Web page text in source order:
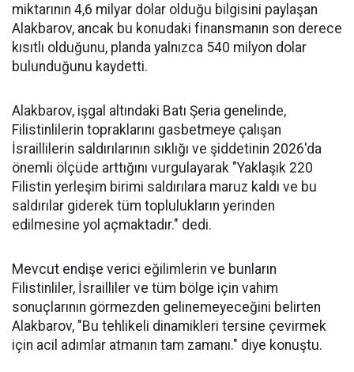
miktarının 4,6 milyar dolar olduğu bilgisini paylaşan
Alakbarov, ancak bu konudaki finansmanın son derece
kısıtlı olduğunu, planda yalnızca 540 milyon dolar
bulunduğunu kaydetti.
Alakbarov, işgal altındaki Batı Şeria genelinde,
Filistinlilerin topraklarını gasbetmeye çalışan
İsraillilerin saldırılarının sıklığı ve şiddetinin 2026'da
önemli ölçüde arttığını vurgulayarak "Yaklaşık 220
Filistin yerleşim birimi saldırılara maruz kaldı ve bu
saldırılar giderek tüm toplulukların yerinden
edilmesine yol açmaktadır." dedi.
Mevcut endişe verici eğilimlerin ve bunların
Filistinliler, İsrailliler ve tüm bölge için vahim
sonuçlarının görmezden gelinemeyeceğini belirten
Alakbarov, "Bu tehlikeli dinamikleri tersine çevirmek
için acil adımlar atmanın tam zamanı." diye konuştu.